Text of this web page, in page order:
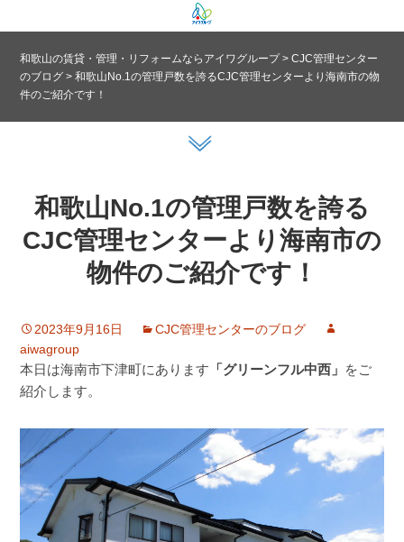
和歌山の賃貸・管理・リフォームならアイワグループ>CJC管理センター
のブログ >和歌山No.1の管理戸数を誇るCJC管理センターより海南市の物
件のご紹介です！
和歌山No.1の管理戸数を誇る
CJC管理センターより海南市の
物件のご紹介です！
2023年9月16日
CJC管理センターのブログ
aiwagroup
本日は海南市下津町にあります 「グリーンフル中西」 をご
紹介します。